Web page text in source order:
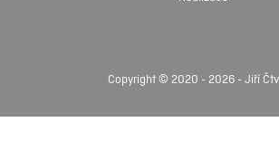
Copyright © 2020 - 2026 - Jiří